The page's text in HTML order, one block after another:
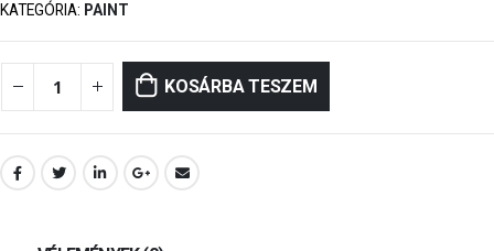
KATEGÓRIA: PAINT
KOSÁRBA TESZEM